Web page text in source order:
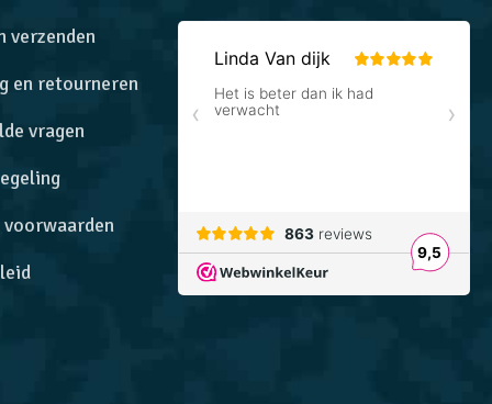
verzenden
en retourneren
vragen
voorwaarden